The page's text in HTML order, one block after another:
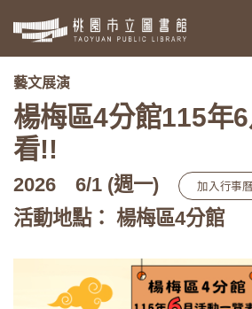
:::
藝文展演
楊梅區4分館115年
看!!
2026 6/1 (週一) 加入行事曆
活動地點： 楊梅區4分館